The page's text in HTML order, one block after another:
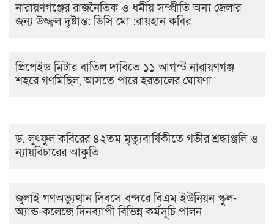
নারায়ণগঞ্জের রাজনৈতিক ও ধর্মীয় সম্প্রীতি অন্য জেলার
জন্য উজ্জ্বল দৃষ্টান্ত: ডিসি মো :রায়হান কবির
প্রিপেইড মিটার বাতিল দাবিতে ১১ আগস্ট নারায়ণগঞ্জ
শহরে গণমিছিল, আসতে পারে হরতালের ঘোষণা
ড. লুৎফুল কবিরের ৪২তম মৃত্যুবার্ষিকীতে গভীর শ্রদ্ধাঞ্জলি ও
ন্যায়বিচারের আকুতি
জুলাই গণঅভ্যুত্থান দিবসে বন্দরে বিএম ইউনিয়ন স্কুল-
অ্যান্ড-কলেজে দিনব্যাপী বিভিন্ন কর্মসূচি পালন